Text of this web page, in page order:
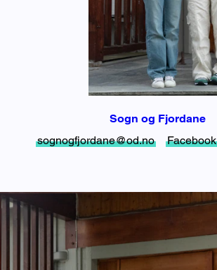
Sogn og Fjordane
sognogfjordane@od.no
Facebook